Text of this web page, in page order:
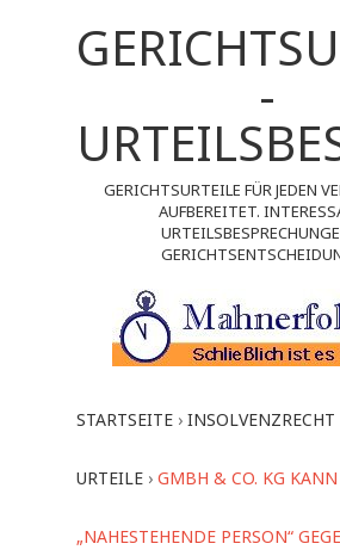
-
GERICHTSURTEILE FÜR JEDEN
AUFBEREITET.
STARTSEITE › INSOLVENZRECHT
URTEILE › GMBH & CO. KG KANN
„NAHESTEHENDE PERSON“